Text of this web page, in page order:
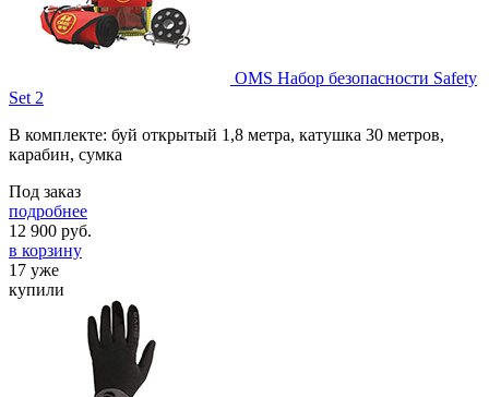
OMS Набор безопасности Safety
Set 2
В комплекте: буй открытый 1,8 метра, катушка 30 метров,
карабин, сумка
Под заказ
подробнее
12 900 руб.
в корзину
17 уже
купили